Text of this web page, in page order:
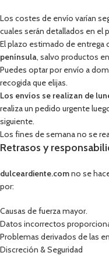
Los costes de envío varían
cuales serán detallados en el
El plazo estimado de entrega
península, salvo productos
Puedes optar por envío a
recogida que elijas.
Los envíos se realizan de
realiza un pedido urgente
siguiente.
Los fines de semana no se
Retrasos y
dulceardiente.comno se
por:
Causas de fuerza mayor.
Datos incorrectos
Problemas derivados de las
Discreción & Seguridad